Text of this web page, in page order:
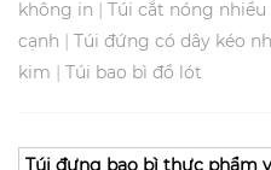
không in | Túi cắt nóng nhiều
cạnh | Túi đứng có dây kéo
kim | Túi bao bì đồ lót
Túi đựng bao bì thực phẩm